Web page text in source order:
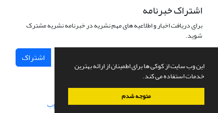
این وب سایت از کوکی ها برای اطمینان از ارائه بهترین
خدمات استفاده می کند.
متوجه شدم
اشتراک خبرنامه
برای دریافت اخبار و اطلاعیه های مهم نشریه در خبرنامه نشریه مشترک
شوید.
اشتراک
سامانه مدیریت نشریات علمی.طراحی و پیاده سازی از سیناوب